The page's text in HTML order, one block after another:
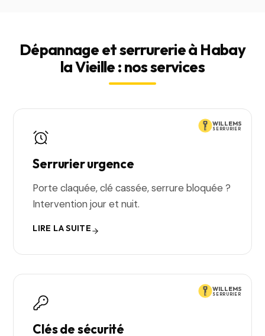
Dépannage et serrurerie à Habay
la Vieille : nos services
WILLEMS
SERRURIER
Serrurier urgence
Porte claquée, clé cassée, serrure bloquée ?
Intervention jour et nuit.
LIRE LA SUITE
WILLEMS
SERRURIER
Clés de sécurité